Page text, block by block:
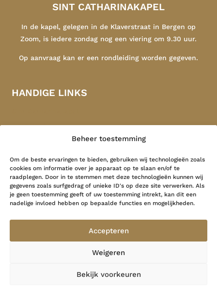
Beheer toestemming
Om de beste ervaringen te bieden, gebruiken wij technologieën zoals
cookies om informatie over je apparaat op te slaan en/of te
raadplegen. Door in te stemmen met deze technologieën kunnen wij
gegevens zoals surfgedrag of unieke ID's op deze site verwerken. Als
je geen toestemming geeft of uw toestemming intrekt, kan dit een
nadelige invloed hebben op bepaalde functies en mogelijkheden.
Accepteren
Weigeren
Bekijk voorkeuren
SINT CATHARINAKAPEL
In de kapel, gelegen in de Klaverstraat in Bergen op
Zoom, is iedere zondag nog een viering om 9.30 uur.
Op aanvraag kan er een rondleiding worden gegeven.
HANDIGE LINKS
Congregatie
LAATSTE NIEUWS
Grote Geest …
26 mei 2026
Herinner me, heer…